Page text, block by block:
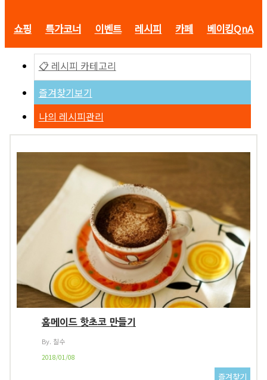
쇼핑 특가코너 이벤트 레시피 카페 베이킹QnA
📋 레시피 카테고리
즐겨찾기보기
나의 레시피관리
홈메이드 핫초코 만들기
By. 칠수
2018/01/08